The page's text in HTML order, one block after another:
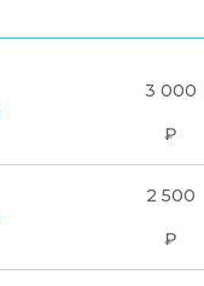
3 000
₽
2 500
₽